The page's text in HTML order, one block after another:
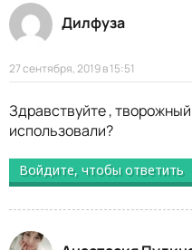
Дилфуза
27 сентября, 2019 в 15:51
Здравствуйте ,
использовали?
Войдите, чтобы ответить